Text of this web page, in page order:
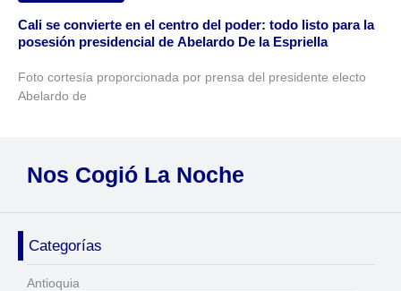
Cali se convierte en el centro del poder: todo listo para la
posesión presidencial de Abelardo De la Espriella
Foto cortesía proporcionada por prensa del presidente electo
Abelardo de
Nos Cogió La Noche
Categorías
Antioquia